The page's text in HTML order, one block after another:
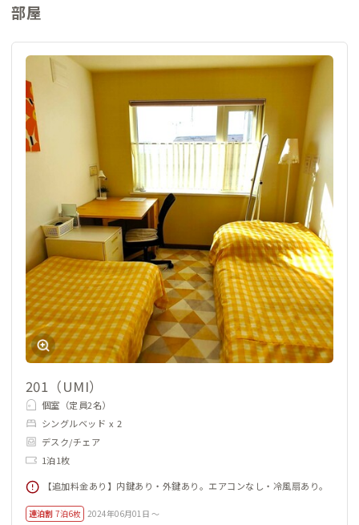
部屋
201（UMI）
個室（定員2名）
シングルベッド x 2
デスク/チェア
1泊1枚
【追加料金あり】内鍵あり・外鍵あり。エアコンなし・冷風扇あり。
連泊割 7泊6枚 2024年06月01日 ～